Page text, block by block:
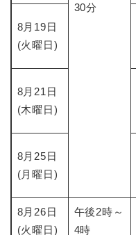
30分
8月19日
(火曜日)
8月21日
(木曜日)
8月25日
(月曜日)
8月26日
(火曜日)
午後2時～
4時